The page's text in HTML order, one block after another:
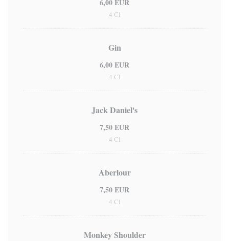
6,00 EUR
4 Cl
Gin
6,00 EUR
4 Cl
Jack Daniel's
7,50 EUR
4 Cl
Aberlour
7,50 EUR
4 Cl
Monkey Shoulder